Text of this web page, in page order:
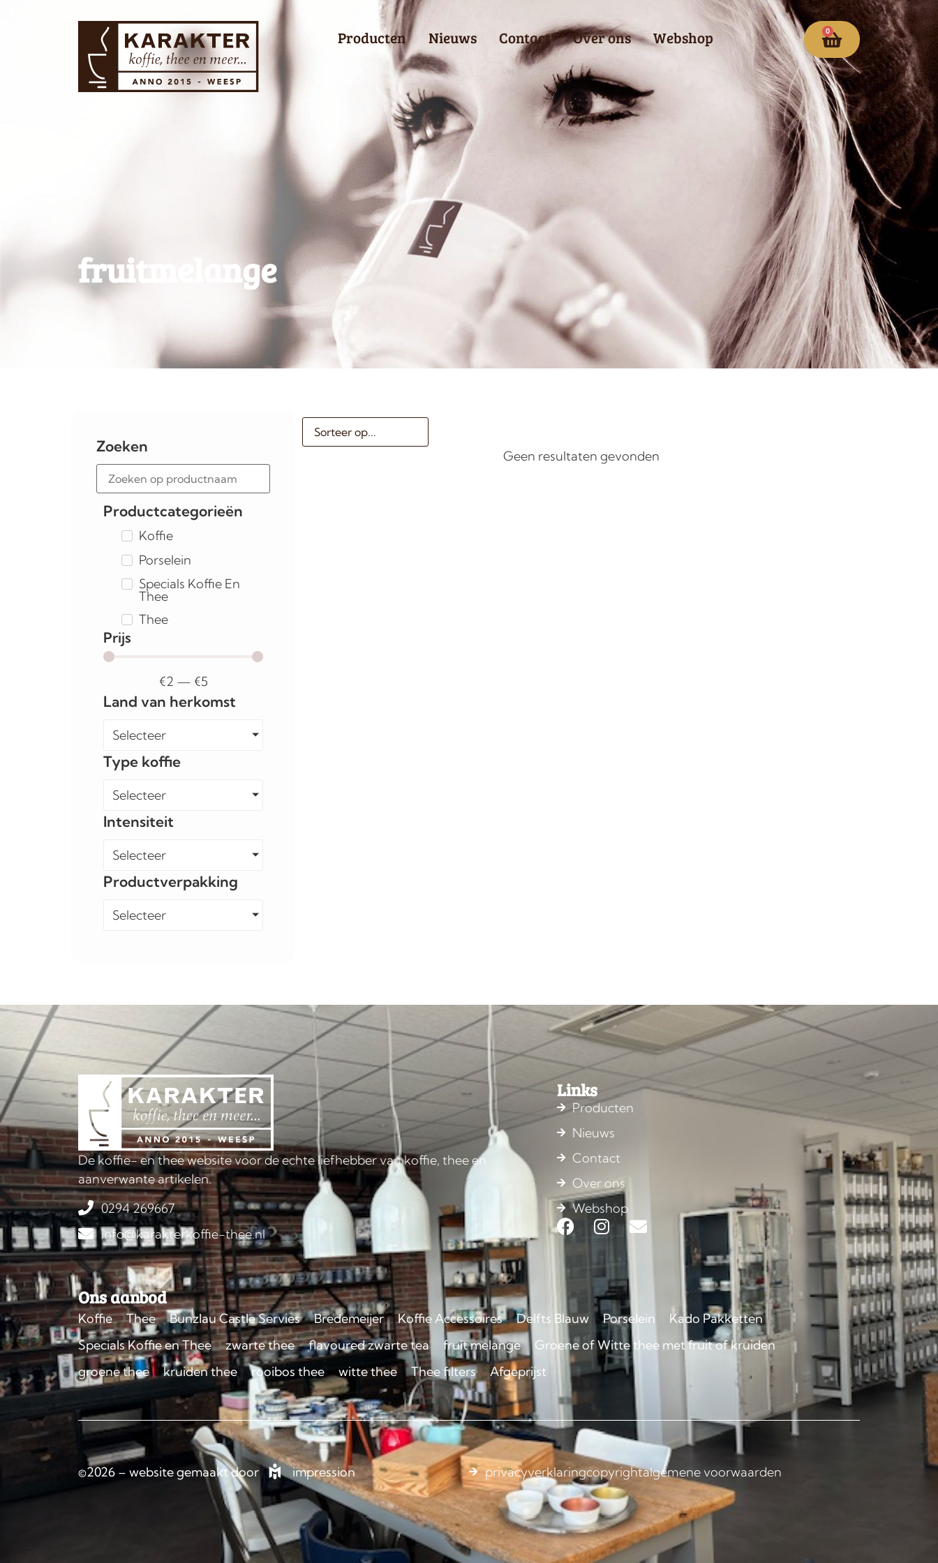
Producten Nieuws Contact Over ons Webshop 0
fruitmelange
Zoeken
Productcategorieën
Koffie
Porselein
Specials Koffie En
Thee
Thee
Prijs
€2 — €5
Land van herkomst
Selecteer
Type koffie
Selecteer
Intensiteit
Selecteer
Productverpakking
Selecteer
Geen resultaten gevonden
De koffie- en thee website voor de echte liefhebber van koffie, thee en
aanverwante artikelen.
0294 269667
info@karakterkoffie-thee.nl
Links
Producten
Nieuws
Contact
Over ons
Webshop
Ons aanbod
Koffie Thee Bunzlau Castle Servies Bredemeijer Koffie Accessoires Delfts Blauw Porselein
Kado Pakketten
Specials Koffie en Thee
zwarte thee flavoured zwarte tea fruit melange
Groene of Witte thee met fruit of kruiden
groene thee
kruiden thee rooibos thee witte thee Thee filters Afgeprijst
©2026 – website gemaakt door impression privacyverklaringcopyrightalgemene voorwaarden